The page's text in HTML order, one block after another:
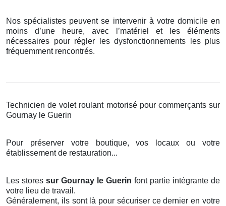
Nos spécialistes peuvent se intervenir à votre domicile en
moins d’une heure, avec l’matériel et les éléments
nécessaires pour régler les dysfonctionnements les plus
fréquemment rencontrés.
Technicien de volet roulant motorisé pour commerçants sur
Gournay le Guerin
Pour préserver votre boutique, vos locaux ou votre
établissement de restauration...
Les stores sur Gournay le Guerin font partie intégrante de
votre lieu de travail.
Généralement, ils sont là pour sécuriser ce dernier en votre